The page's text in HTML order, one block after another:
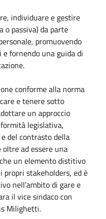
individuare e gestire
passiva) da parte
promuovendo
fornendo una guida di
conforme alla norma
e tenere sotto
un approccio
legislativa,
del contrasto della
ad essere una
un elemento distitivo
stakeholders, ed è
nell’ambito di gare e
il vice sindaco con
Milighetti.